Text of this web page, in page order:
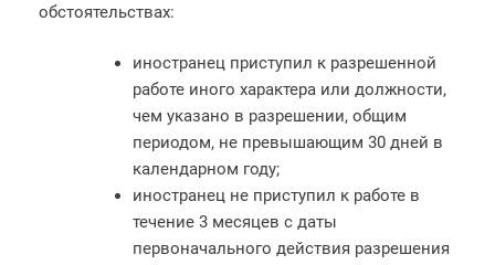
обстоятельствах:
иностранец приступил к разрешенной
работе иного характера или должности,
чем указано в разрешении, общим
периодом, не превышающим 30 дней в
календарном году;
иностранец не приступил к работе в
течение 3 месяцев с даты
первоначального действия разрешения